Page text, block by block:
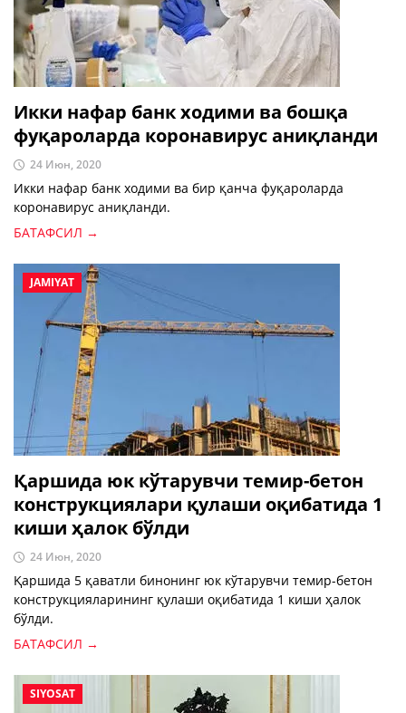
Икки нафар банк ходими ва бошқа
фуқароларда коронавирус аниқланди
24 Июн, 2020
Икки нафар банк ходими ва бир қанча фуқароларда
коронавирус аниқланди.
БАТАФСИЛ →
JAMIYAT
Қаршида юк кўтарувчи темир-бетон
конструкциялари қулаши оқибатида 1
киши ҳалок бўлди
24 Июн, 2020
Қаршида 5 қаватли бинонинг юк кўтарувчи темир-бетон
конструкцияларининг қулаши оқибатида 1 киши ҳалок
бўлди.
БАТАФСИЛ →
SIYOSAT